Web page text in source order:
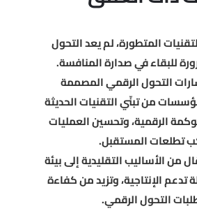
المتطورة، لم يعد التحول
للبقاء في صدارة المنافسة.
التحول الرقمي المصممة
من تبنّي التقنيات الحديثة
الرقمية، وتحسين العمليات
تطلعات المستقبل.
من الأساليب التقليدية إلى بيئة
الإنتاجية، وتزيد من كفاءة
التحول الرقمي.